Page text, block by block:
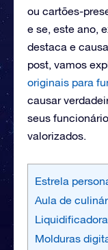
ou cartões-
e se, este ano,
destaca e
post, vamos
originais para
causar
seus
valorizados.
Estrela
Aula de
Molduras